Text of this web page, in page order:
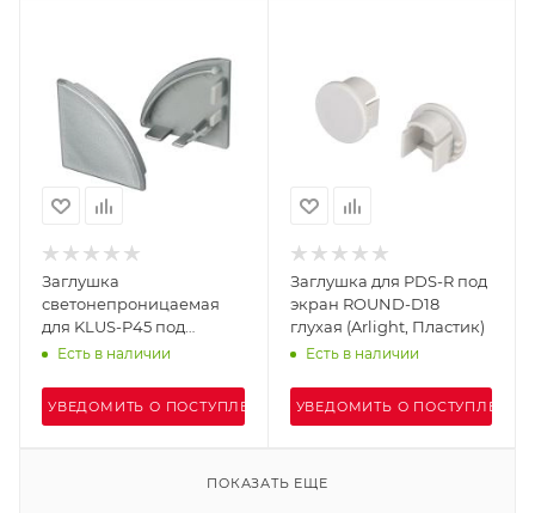
Заглушка
светонепроницаемая
для KLUS-P45 под
круглый экран ROUND
Есть в наличии
УВЕДОМИТЬ О ПОСТУПЛЕНИИ
Заглушка для PDS-R под
экран ROUND-D18
глухая (Arlight, Пластик)
Есть в наличии
УВЕДОМИТЬ О ПОСТУПЛЕНИИ
ПОКАЗАТЬ ЕЩЕ